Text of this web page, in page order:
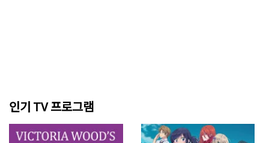
인기 TV 프로그램